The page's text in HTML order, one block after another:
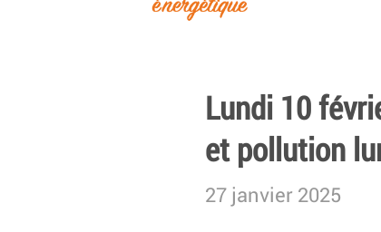
Territoires
pour la
Energétique
Lundi 10
et pollution
27 janvier 2025